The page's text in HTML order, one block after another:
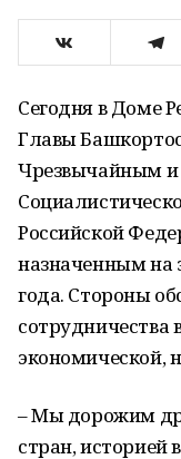
Сегодня в Доме
Главы
Чрезвычайным
Российской
назначенным на
года. Стороны
сотрудничества
экономической,
– Мы дорожим
стран, историей